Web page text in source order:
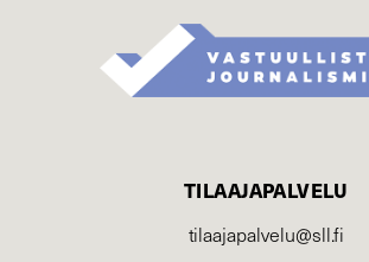
TILAAJAPALVELU
tilaajapalvelu@sll.fi